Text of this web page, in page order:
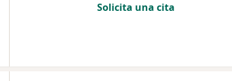
Solicita una cita